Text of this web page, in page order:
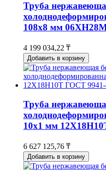
Труба
108х8 мм
4 199 034,22 ₸
Добавить в корзину
Труба
10х1 мм
6 627 125,76 ₸
Добавить в корзину